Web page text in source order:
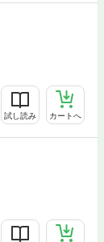
試し読み カートへ